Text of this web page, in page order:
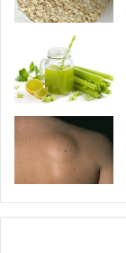
o
d
r